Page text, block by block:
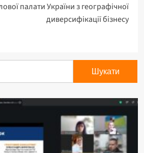
палати України з географічної
диверсифікації бізнесу